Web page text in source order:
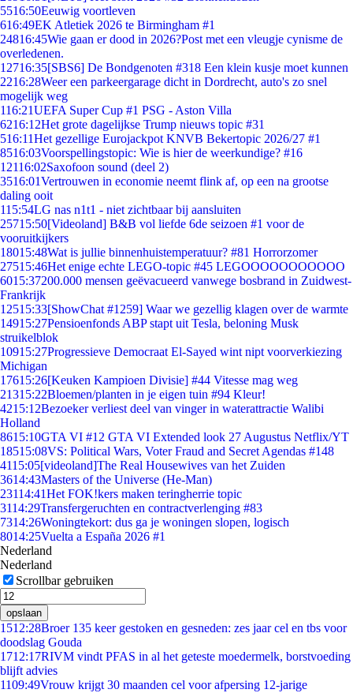
5516:50Eeuwig voortleven
616:49EK Atletiek 2026 te Birmingham #1
24816:45Wie gaan er dood in 2026?Post met een vleugje cynisme de
overledenen.
12716:35[SBS6] De Bondgenoten #318 Een klein kusje moet kunnen
2216:28Weer een parkeergarage dicht in Dordrecht, auto's zo snel
mogelijk weg
116:21UEFA Super Cup #1 PSG - Aston Villa
6216:12Het grote dagelijkse Trump nieuws topic #31
516:11Het gezellige Eurojackpot KNVB Bekertopic 2026/27 #1
8516:03Voorspellingstopic: Wie is hier de weerkundige? #16
12116:02Saxofoon sound (deel 2)
3516:01Vertrouwen in economie neemt flink af, op een na grootse
daling ooit
115:54LG nas n1t1 - niet zichtbaar bij aansluiten
25715:50[Videoland] B&B vol liefde 6de seizoen #1 voor de
vooruitkijkers
18015:48Wat is jullie binnenhuistemperatuur? #81 Horrorzomer
27515:46Het enige echte LEGO-topic #45 LEGOOOOOOOOOOO
6015:37200.000 mensen geëvacueerd vanwege bosbrand in Zuidwest-
Frankrijk
12515:33[ShowChat #1259] Waar we gezellig klagen over de warmte
14915:27Pensioenfonds ABP stapt uit Tesla, beloning Musk
struikelblok
10915:27Progressieve Democraat El-Sayed wint nipt voorverkiezing
Michigan
17615:26[Keuken Kampioen Divisie] #44 Vitesse mag weg
21315:22Bloemen/planten in je eigen tuin #94 Kleur!
4215:12Bezoeker verliest deel van vinger in waterattractie Walibi
Holland
8615:10GTA VI #12 GTA VI Extended look 27 Augustus Netflix/YT
18515:08VS: Political Wars, Voter Fraud and Secret Agendas #148
4115:05[videoland]The Real Housewives van het Zuiden
3614:43Masters of the Universe (He-Man)
23114:41Het FOK!kers maken teringherrie topic
3114:29Transfergeruchten en contractverlenging #83
7314:26Woningtekort: dus ga je woningen slopen, logisch
8014:25Vuelta a España 2026 #1
Nederland
Nederland
Scrollbar gebruiken
opslaan
1512:28Broer 135 keer gestoken en gesneden: zes jaar cel en tbs voor
doodslag Gouda
1712:17RIVM vindt PFAS in al het geteste moedermelk, borstvoeding
blijft advies
1109:49Vrouw krijgt 30 maanden cel voor afpersing 12-jarige